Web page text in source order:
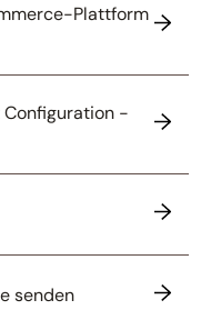
Plattform
-
senden